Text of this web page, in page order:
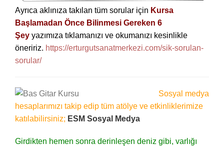
Ayrıca aklınıza takılan tüm sorular için Kursa
Başlamadan Önce Bilinmesi Gereken 6
Şeyyazımıza tıklamanızı ve okumanızı kesinlikle
öneririz. https://erturgutsanatmerkezi.com/sik-sorulan-
sorular/
Sosyal medya
hesaplarımızı takip edip tüm atölye ve etkinliklerimize
katılabilirsiniz; ESM Sosyal Medya
Girdikten hemen sonra derinleşen deniz gibi, varlığı